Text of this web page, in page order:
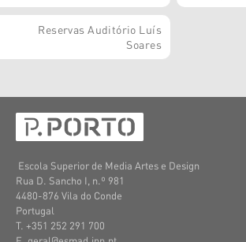
Reservas Auditório Luís
Soares
Escola Superior de Media Artes e Design
Rua D. Sancho I, n.º 981
4480-876 Vila do Conde
Portugal
T. +351 252 291 700